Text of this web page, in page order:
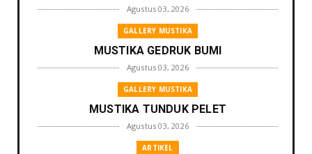
Agustus 03, 2026
GALLERY MUSTIKA
MUSTIKA GEDRUK BUMI
Agustus 03, 2026
GALLERY MUSTIKA
MUSTIKA TUNDUK PELET
Agustus 03, 2026
ARTIKEL